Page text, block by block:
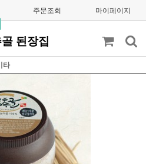
주문조회 마이페이지
된장집
타